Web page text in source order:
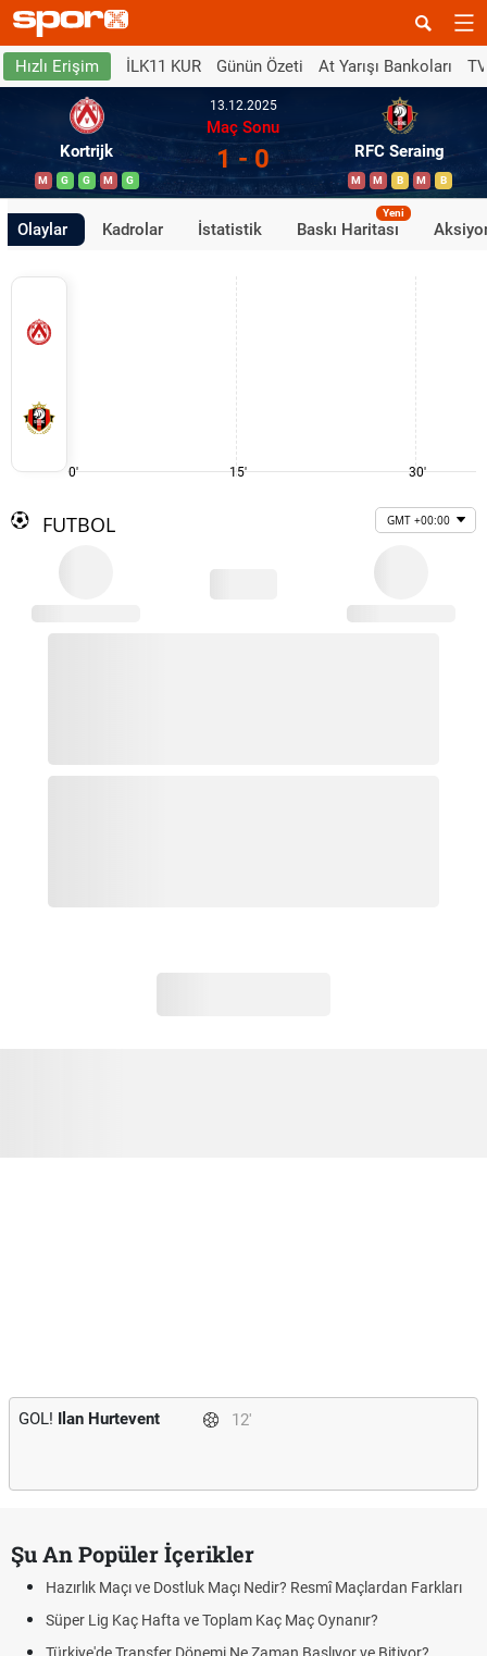
Hızlı Erişim İLK11 KUR Günün Özeti At Yarışı Bankoları
Kortrijk
M G G M G
13.12.2025
Maç Sonu
1 - 0 RFC Seraing
M M B M B
Olaylar Kadrolar İstatistik Baskı Haritası
Yeni
0' 15' 30'
FUTBOL GMT +00:00
12'
GOL! Ilan Hurtevent
Şu An Popüler İçerikler
Hazırlık Maçı ve Dostluk Maçı Nedir? Resmî Maçlardan Farkları
Süper Lig Kaç Hafta ve Toplam Kaç Maç Oynanır?